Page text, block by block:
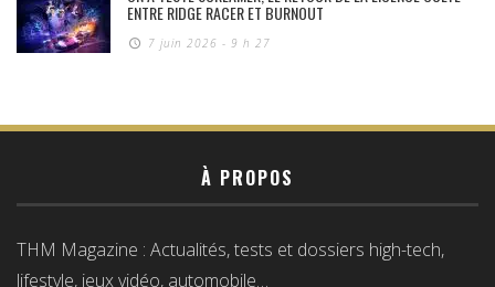
ENTRE RIDGE RACER ET BURNOUT
7 juin 2026 - 9 h 27
À PROPOS
THM Magazine : Actualités, tests et dossiers high-tech,
lifestyle, jeux vidéo, automobile…